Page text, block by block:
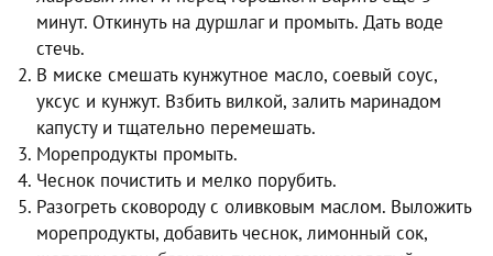
минут. Откинуть на дуршлаг и промыть. Дать воде
стечь.
В миске смешать кунжутное масло, соевый соус,
уксус и кунжут. Взбить вилкой, залить маринадом
капусту и тщательно перемешать.
Морепродукты промыть.
Чеснок почистить и мелко порубить.
Разогреть сковороду с оливковым маслом. Выложить
морепродукты, добавить чеснок, лимонный сок,